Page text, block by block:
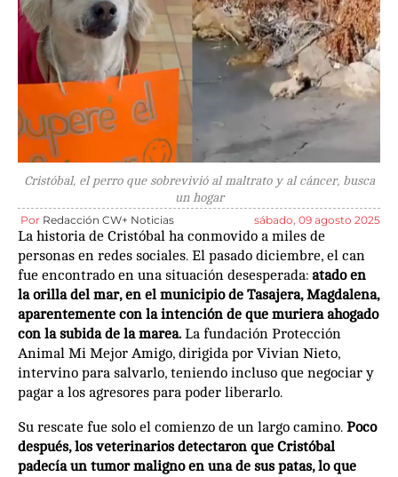
Cristóbal, el perro que sobrevivió al maltrato y al cáncer, busca
un hogar
Por Redacción CW+ Noticias sábado, 09 agosto 2025
La historia de Cristóbal ha conmovido a miles de
personas en redes sociales. El pasado diciembre, el can
fue encontrado en una situación desesperada: atado en
la orilla del mar, en el municipio de Tasajera, Magdalena,
aparentemente con la intención de que muriera ahogado
con la subida de la marea. La fundación Protección
Animal Mi Mejor Amigo, dirigida por Vivian Nieto,
intervino para salvarlo, teniendo incluso que negociar y
pagar a los agresores para poder liberarlo.
Su rescate fue solo el comienzo de un largo camino. Poco
después, los veterinarios detectaron que Cristóbal
padecía un tumor maligno en una de sus patas, lo que